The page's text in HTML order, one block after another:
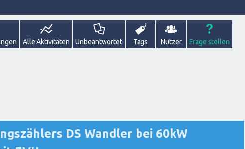
Alle Aktivitäten Unbeantwortet Tags Nutzer Frage stellen
DS Wandler bei 60kW